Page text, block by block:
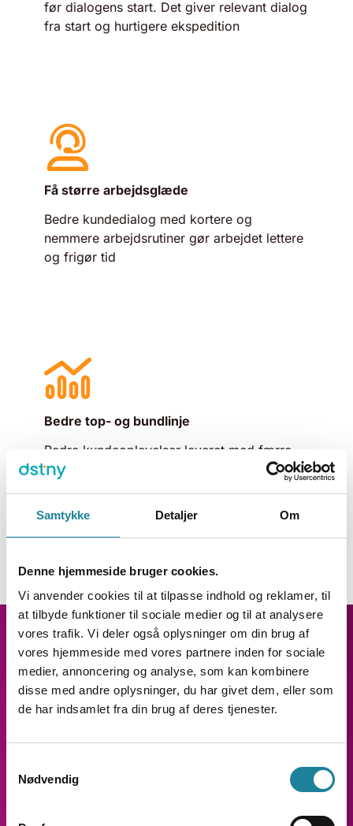
Samtykke Detaljer Om
Denne hjemmeside bruger cookies.
Vi anvender cookies til at tilpasse indhold og reklamer, til
at tilbyde funktioner til sociale medier og til at analysere
vores trafik. Vi deler også oplysninger om din brug af
vores hjemmeside med vores partnere inden for sociale
medier, annoncering og analyse, som kan kombinere
disse med andre oplysninger, du har givet dem, eller som
de har indsamlet fra din brug af deres tjenester.
Nødvendig
før dialogens start. Det giver relevant dialog
fra start og hurtigere ekspedition
Få større arbejdsglæde
Bedre kundedialog med kortere og
nemmere arbejdsrutiner gør arbejdet lettere
og frigør tid
Bedre top- og bundlinje
Bedre kundeoplevelser leveret med færre
ressourcer styrker på omsætning og
Sådan virker telefonsystemet integreret
med SuperOffice